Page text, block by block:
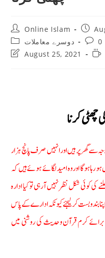
Post
author:
Online Islam
Post
Post
category:
دوسرے معاملات
Post0
PostAugust 25, 2021
کرنا
سے گھر پر ہیں اور انہیں صرف پانچ ہزار
رہا ہوگا اور وہ امید لگائے ہوئے ہیں کہ
کی کوئی شکل نظر نہیں آرہی تو کیا ادارہ
بست کر لیجئے کیونکہ ادارے کے پاس
کرم قرآن وحدیث کی روشنی میں